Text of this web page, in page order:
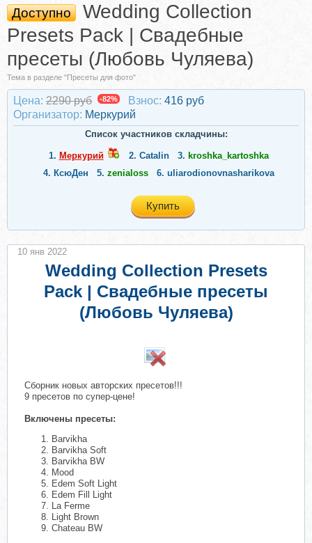
Доступно
Wedding Collection
Presets Pack | Свадебные
пресеты (Любовь Чуляева)
Тема в разделе "Пресеты для фото"
Цена: 2290 руб -82% Взнос: 416 руб
Организатор: Меркурий
Список участников складчины:
1. Меркурий 2. Catalin 3. kroshka_kartoshka
4. КсюДен 5. zenialoss 6. uliarodionovnasharikova
Купить
Wedding Collection Presets
Pack | Свадебные пресеты
(Любовь Чуляева)
Сборник новых авторских пресетов!!!
9 пресетов по супер-цене!
Включены пресеты:
Barvikha
Barvikha Soft
Barvikha BW
Mood
Edem Soft Light
Edem Fill Light
La Ferme
Light Brown
Chateau BW
10 янв 2022